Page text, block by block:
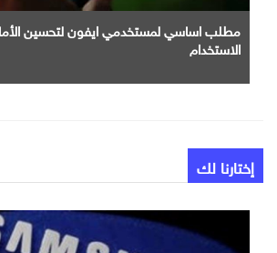
مطلب اساسي لمستخدمي ايفون لتحسين
الاستخدام
إختارنا لك